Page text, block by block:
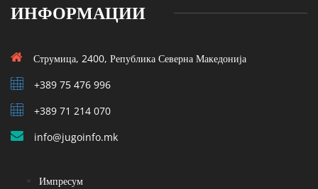
ИНФОРМАЦИИ
Струмица, 2400, Република Северна Македонија
+389 75 476 996
+389 71 214 070
info@jugoinfo.mk
Импресум